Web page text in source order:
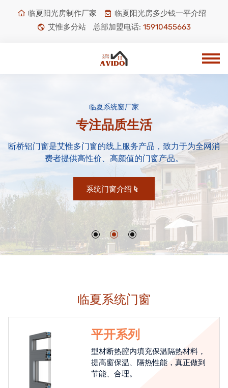
临夏阳光房制作厂家
临夏阳光房多少钱一平介绍
艾惟多分站
总部加盟电话: 15910455663
临夏系统窗厂家
专注品质生活
断桥铝门窗是艾惟多门窗的线上服务产品，致力于为全网消
费者提供高性价、高颜值的门窗产品。
系统门窗介绍
临夏系统门窗
平开系列
型材断热腔内填充保温隔热材料，
提高窗保温、隔热性能，真正做到
节能、合理。